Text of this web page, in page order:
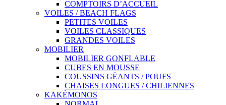
COMPTOIRS D’ACCUEIL
VOILES / BEACH FLAGS
PETITES VOILES
VOILES CLASSIQUES
GRANDES VOILES
MOBILIER
MOBILIER GONFLABLE
CUBES EN MOUSSE
COUSSINS GÉANTS / POUFS
CHAISES LONGUES / CHILIENNES
KAKÉMONOS